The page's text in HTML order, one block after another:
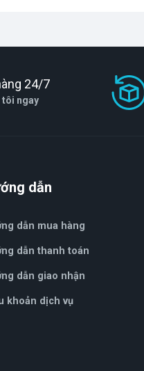
24/7
tôi ngay
dẫn
dẫn mua hàng
dẫn thanh toán
dẫn giao nhận
khoản dịch vụ